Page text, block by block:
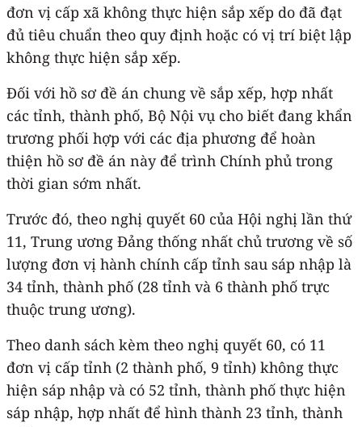
đơn vị cấp xã không thực hiện sắp xếp do đã đạt
đủ tiêu chuẩn theo quy định hoặc có vị trí biệt lập
không thực hiện sắp xếp.
Đối với hồ sơ đề án chung về sắp xếp, hợp nhất
các tỉnh, thành phố, Bộ Nội vụ cho biết đang khẩn
trương phối hợp với các địa phương để hoàn
thiện hồ sơ đề án này để trình Chính phủ trong
thời gian sớm nhất.
Trước đó, theo nghị quyết 60 của Hội nghị lần thứ
11, Trung ương Đảng thống nhất chủ trương về số
lượng đơn vị hành chính cấp tỉnh sau sáp nhập là
34 tỉnh, thành phố (28 tỉnh và 6 thành phố trực
thuộc trung ương).
Theo danh sách kèm theo nghị quyết 60, có 11
đơn vị cấp tỉnh (2 thành phố, 9 tỉnh) không thực
hiện sáp nhập và có 52 tỉnh, thành phố thực hiện
sáp nhập, hợp nhất để hình thành 23 tỉnh, thành